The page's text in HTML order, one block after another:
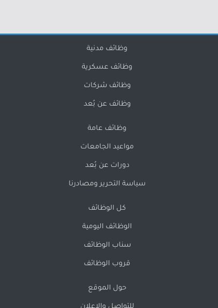
وظائف مدنية
وظائف عسكرية
وظائف شركات
وظائف عن بُعد
وظائف عامة
مواعيد الجامعات
دورات عن بُعد
سياسة التحرير ومصادرنا
كل الوظائف
الوظائف اليومية
سناب الوظائف
قروب الوظائف
حول الموقع